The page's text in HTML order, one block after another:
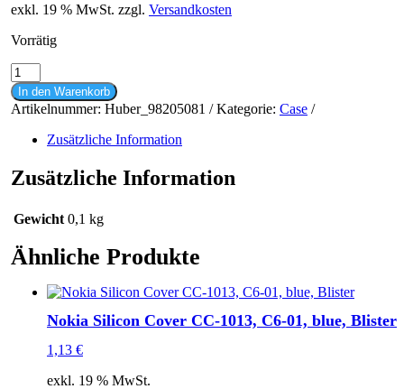
exkl. 19 % MwSt. zzgl. Versandkosten
Vorrätig
Belkin
Case
Emerge
060,
F8W049cwC02
iPhone
4/4s,
Blister
In den Warenkorb
Artikelnummer: Huber_98205081 Kategorie: Case
Zusätzliche Information
Zusätzliche Information
Gewicht 0,1 kg
Ähnliche Produkte
Nokia Silicon Cover CC-1013, C6-01, blue, Blister
1,13 €
exkl. 19 % MwSt.